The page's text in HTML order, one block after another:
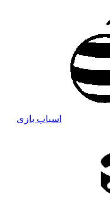
اسباب بازی